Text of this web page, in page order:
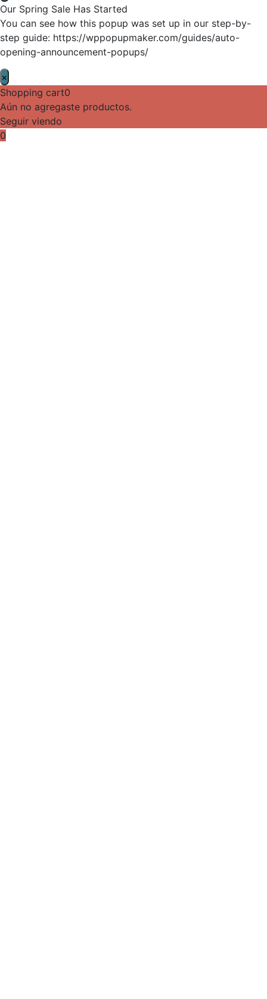
Our Spring Sale Has Started
You can see how this popup was set up in our step-by-
step guide: https://wppopupmaker.com/guides/auto-
opening-announcement-popups/
×
Shopping cart0
Aún no agregaste productos.
Seguir viendo
0